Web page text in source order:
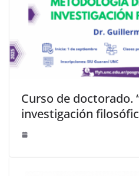
Curso de doctorado.
investigación